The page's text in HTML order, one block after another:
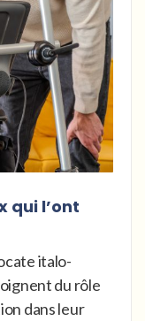
qui l’ont
italo-
du rôle
dans leur